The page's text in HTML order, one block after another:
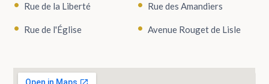
Rue de la Liberté Rue des Amandiers
Rue de l'Église Avenue Rouget de Lisle